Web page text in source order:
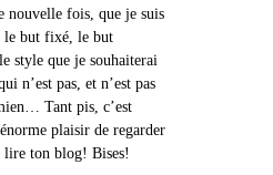
nouvelle fois, que je suis
le but fixé, le but
style que je souhaiterai
n’est pas, et n’est pas
Tant pis, c’est
plaisir de regarder
lire ton blog! Bises!